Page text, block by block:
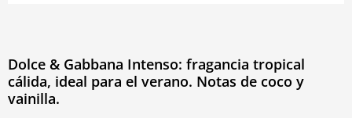
Dolce & Gabbana Intenso: fragancia tropical
cálida, ideal para el verano. Notas de coco y
vainilla.